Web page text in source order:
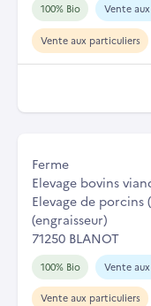
100% Bio Vente
Vente aux particuliers
Ferme
Elevage bovins
Elevage de porcins
(engraisseur)
71250 BLANOT
100% Bio Vente
Vente aux particuliers